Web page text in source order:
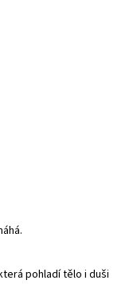
pohladí tělo i duši